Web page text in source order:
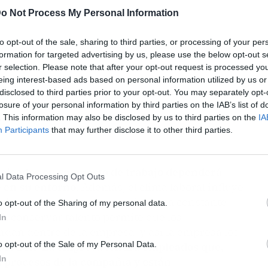
Not Process My Personal Information
opt-out of the sale, sharing to third parties, or processing of your
for targeted advertising by us, please use the below opt-out
selection. Please note that after your opt-out request is processed
interest-based ads based on personal information utilized by us
to third parties prior to your opt-out. You may separately
of your personal information by third parties on the IAB’s list of
This information may also be disclosed by us to third parties on the
Participants that may further disclose it to other third parties.
Data Processing Opt Outs
opt-out of the Sharing of my personal data.
opt-out of the Sale of my Personal Data.
en su puesto de trabajo dependerá
su entorno
la empresa, para así evitar una constante
conservar talento permite que los
dentro de la empresa, y así la empresa los
La empresa tendrá empleados que,
de la compañía y están